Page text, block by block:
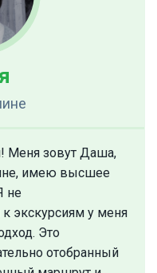
Меня зовут Даша,
имею высшее
не
экскурсиям у меня
Это
отобранный